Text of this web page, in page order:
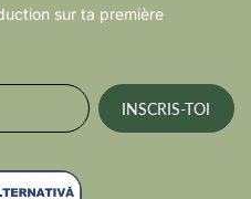
sur ta première
INSCRIS-TOI